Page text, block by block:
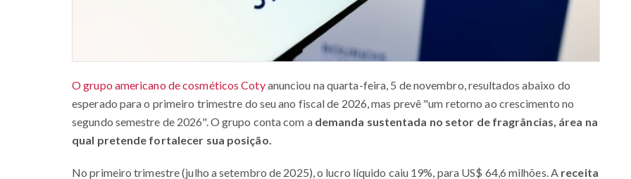
O grupo americano de cosméticos Cotyanunciou na quarta-feira, 5 de novembro, resultados abaixo do
esperado para o primeiro trimestre do seu ano fiscal de 2026, mas prevê "um retorno ao crescimento no
segundo semestre de 2026". O grupo conta com a demanda sustentada no setor de fragrâncias, área na
qual pretende fortalecer sua posição.
No primeiro trimestre (julho a setembro de 2025), o lucro líquido caiu 19%, para US$ 64,6 milhões. A receita